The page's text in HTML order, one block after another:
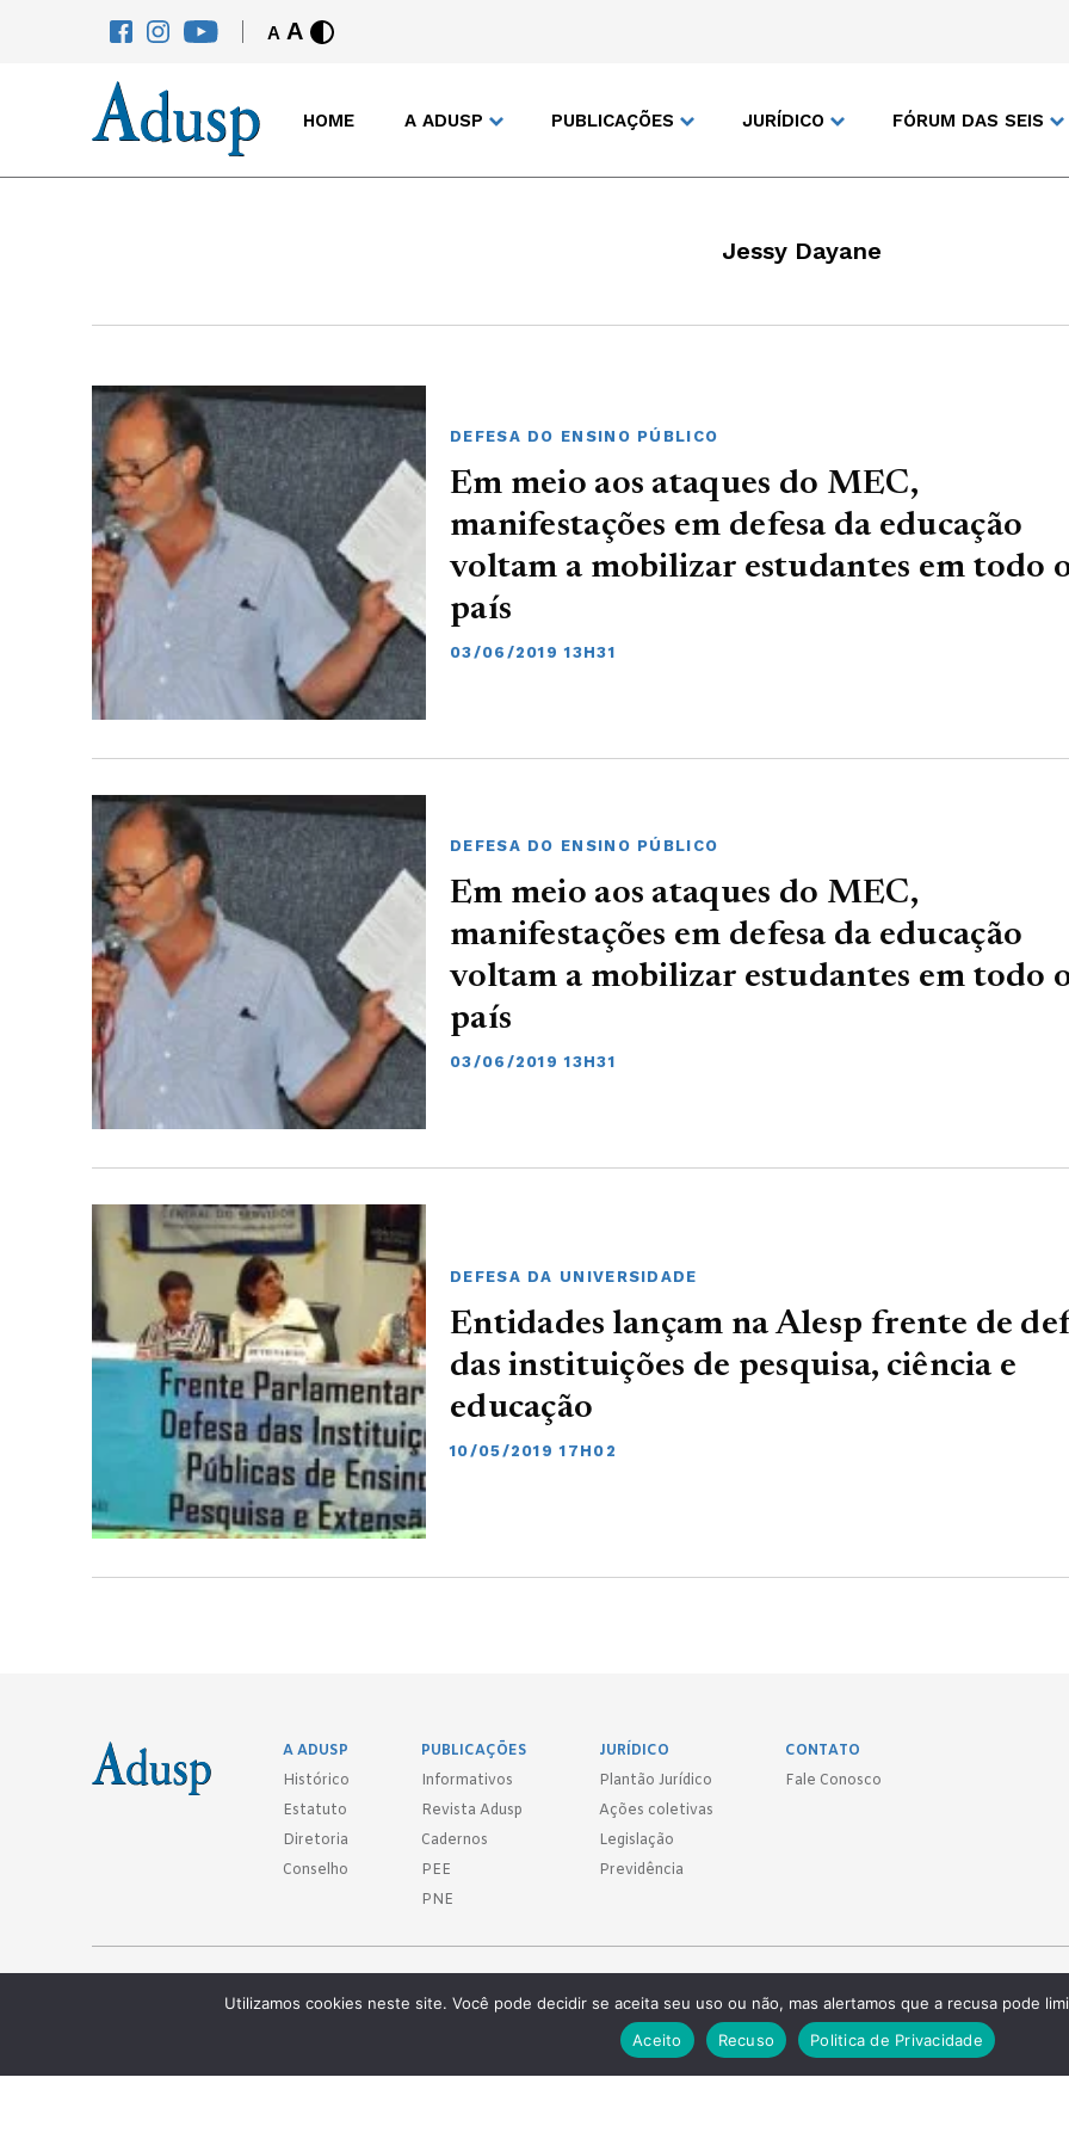
A A
HOME A ADUSP PUBLICAÇÕES JURÍDICO FÓRUM DAS SEIS
Jessy Dayane
DEFESA DO ENSINO PÚBLICO
Em meio aos ataques do MEC,
manifestações em defesa da educação
voltam a mobilizar estudantes em todo
país
03/06/2019 13H31
DEFESA DO ENSINO PÚBLICO
Em meio aos ataques do MEC,
manifestações em defesa da educação
voltam a mobilizar estudantes em todo
país
03/06/2019 13H31
DEFESA DA UNIVERSIDADE
Entidades lançam na Alesp frente de
das instituições de pesquisa, ciência e
educação
10/05/2019 17H02
A ADUSP
Histórico
Estatuto
Diretoria
Conselho
PUBLICAÇÕES
Informativos
Revista Adusp
Cadernos
PEE
PNE
JURÍDICO
Plantão Jurídico
Ações coletivas
Legislação
Previdência
CONTATO
Fale Conosco
Av. Prof. Almeida Prado, 1366 - São Paulo, SP - CEP 05508-070
Telefones: (11) 3091-4465 / 66 ● (11) 3813-5573 ● (11) 3815-9245 ● (11) 3814-1715 ● (11) 3032-5950
Utilizamos cookies neste site. Você pode decidir se aceita seu uso ou não, mas alertamos que a recusa pode
Aceito
Recuso Politica de Privacidade